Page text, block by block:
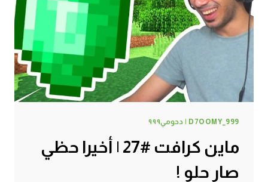
D7OOMY_999 | دحومي٩٩٩
ماين كرافت #27 | أخيرا حظي
صار حلو !